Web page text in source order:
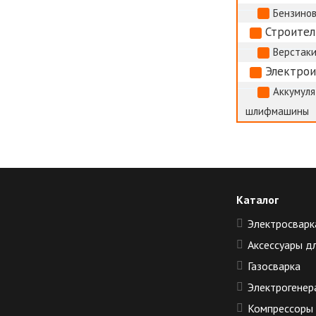
шлифмашины
Каталог
Аксессуары
Газосварка
Компрессоры